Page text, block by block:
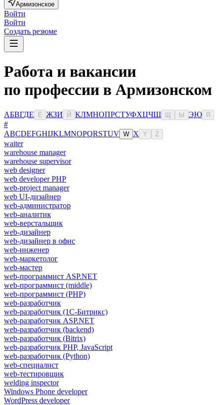
Армизонское
Войти
Войти
Создать резюме
Работа и вакансии
по профессии в Армизонском
АБВГДЕ Ё ЖЗИ Й КЛМНОПРСТУФХЦЧШ Ы ЭЮ Я
#
ABCDEFGHIJKLMNOPQRSTUV W X Y Z
waiter
warehouse manager
warehouse supervisor
web designer
web developer PHP
web-project manager
web UI-дизайнер
web-администратор
web-аналитик
web-верстальщик
web-дизайнер
web-дизайнер в офис
web-инженер
web-маркетолог
web-мастер
web-программист ASP.NET
web-программист (middle)
web-программист (PHP)
web-разработчик
web-разработчик (1С-Битрикс)
web-разработчик ASP.NET
web-разработчик (backend)
web-разработчик (Bitrix)
web-разработчик PHP, JavaScript
web-разработчик (Python)
web-специалист
web-тестировщик
welding inspector
Windows Phone developer
WordPress developer